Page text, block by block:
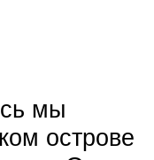
мы
острове